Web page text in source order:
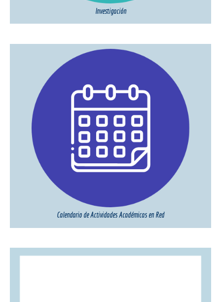
Investigación
Calendario de Actividades Académicas en Red